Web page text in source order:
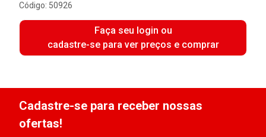
Código: 50926
Faça seu login ou
cadastre-se para ver preços e comprar
Cadastre-se para receber nossas
ofertas!